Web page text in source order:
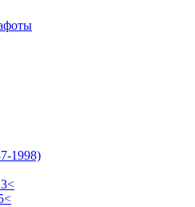
1998)